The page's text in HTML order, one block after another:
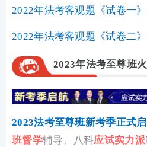
2022年法考客观题《试卷一
2022年法考客观题《试卷二
2023年法考至尊班
2023法考至尊班新考季正式
班督学辅导、八科应试实力派